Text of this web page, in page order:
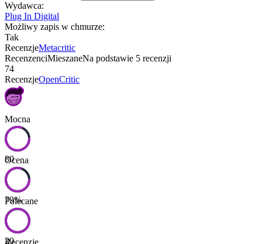
Wydawca:
Plug In Digital
Możliwy zapis w chmurze:
Tak
RecenzjeMetacritic
RecenzenciMieszaneNa podstawie 5 recenzji
74
RecenzjeOpenCritic
Mocna
80
Ocena
79%
Polecane
20